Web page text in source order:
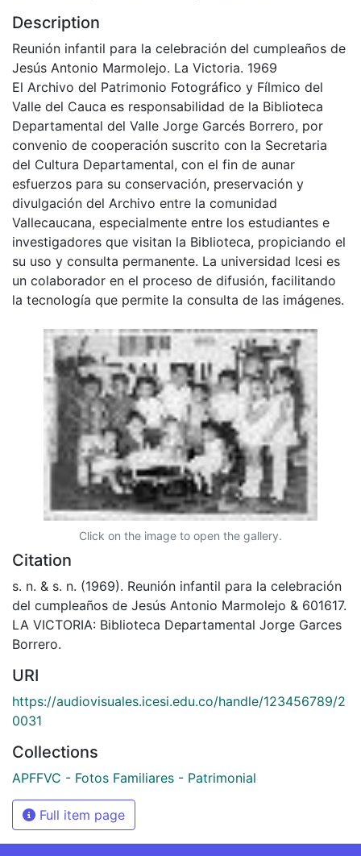
Description
Reunión infantil para la celebración del cumpleaños de
Jesús Antonio Marmolejo. La Victoria. 1969
El Archivo del Patrimonio Fotográfico y Fílmico del
Valle del Cauca es responsabilidad de la Biblioteca
Departamental del Valle Jorge Garcés Borrero, por
convenio de cooperación suscrito con la Secretaria
del Cultura Departamental, con el fin de aunar
esfuerzos para su conservación, preservación y
divulgación del Archivo entre la comunidad
Vallecaucana, especialmente entre los estudiantes e
investigadores que visitan la Biblioteca, propiciando el
su uso y consulta permanente. La universidad Icesi es
un colaborador en el proceso de difusión, facilitando
la tecnología que permite la consulta de las imágenes.
Click on the image to open the gallery.
Citation
s. n. & s. n. (1969). Reunión infantil para la celebración
del cumpleaños de Jesús Antonio Marmolejo & 601617.
LA VICTORIA: Biblioteca Departamental Jorge Garces
Borrero.
URI
https://audiovisuales.icesi.edu.co/handle/123456789/2
0031
Collections
APFFVC - Fotos Familiares - Patrimonial
Full item page